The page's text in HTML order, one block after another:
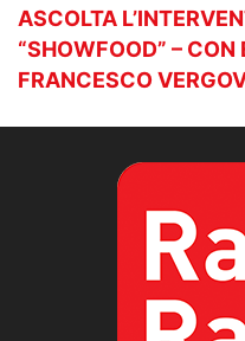
ASCOLTA
“SHOWFOOD” – CON
FRANCESCO